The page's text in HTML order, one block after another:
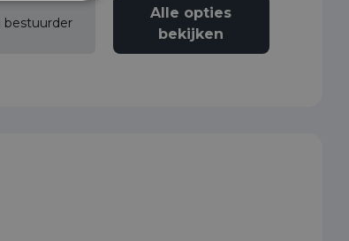
bestuurder
Alle opties
bekijken